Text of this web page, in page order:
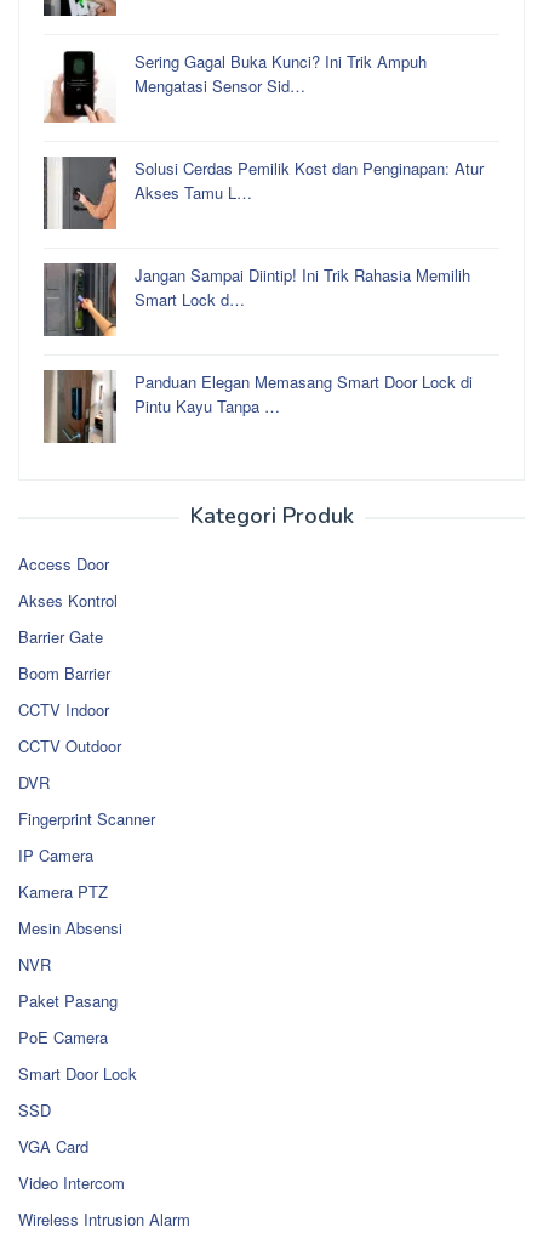
Sering Gagal Buka Kunci? Ini Trik Ampuh
Mengatasi Sensor Sid…
Solusi Cerdas Pemilik Kost dan Penginapan: Atur
Akses Tamu L…
Jangan Sampai Diintip! Ini Trik Rahasia Memilih
Smart Lock d…
Panduan Elegan Memasang Smart Door Lock di
Pintu Kayu Tanpa …
Kategori Produk
Access Door
Akses Kontrol
Barrier Gate
Boom Barrier
CCTV Indoor
CCTV Outdoor
DVR
Fingerprint Scanner
IP Camera
Kamera PTZ
Mesin Absensi
NVR
Paket Pasang
PoE Camera
Smart Door Lock
SSD
VGA Card
Video Intercom
Wireless Intrusion Alarm